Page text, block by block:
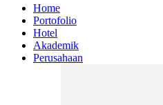
Home
Portofolio
Hotel
Akademik
Perusahaan